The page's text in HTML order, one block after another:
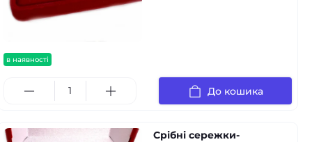
в наявності
До кошика
Срібні сережки-